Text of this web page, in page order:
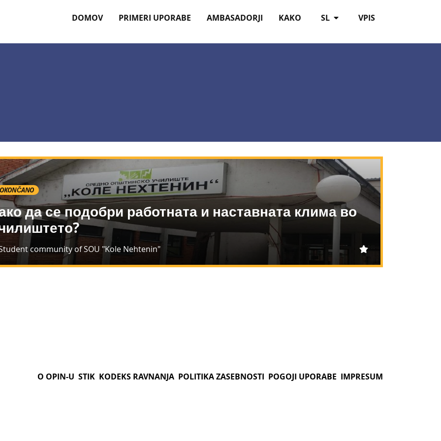
VPIS
SL
DOMOV PRIMERI UPORABE AMBASADORJI KAKO
да се подобри работната и наставната клима во
community of SOU "Kole Nehtenin"
O OPIN-U STIK KODEKS RAVNANJA POLITIKA ZASEBNOSTI POGOJI UPORABE IMPRESUM